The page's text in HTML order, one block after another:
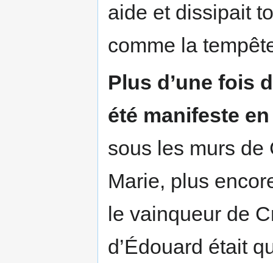
aide et dissipait
comme la
Plus d’une fois
été manifeste
sous les murs de
Marie, plus
le vainqueur de
d’Édouard était